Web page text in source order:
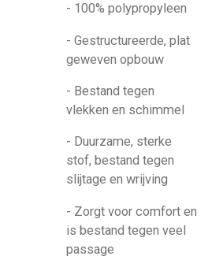
- 100% polypropyleen
- Gestructureerde, plat
geweven opbouw
- Bestand tegen
vlekken en schimmel
- Duurzame, sterke
stof, bestand tegen
slijtage en wrijving
- Zorgt voor comfort en
is bestand tegen veel
passage